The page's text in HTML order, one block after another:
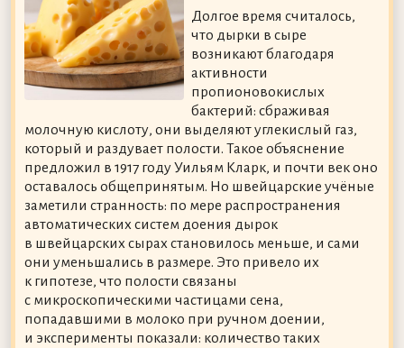
Долгое время считалось,
что дырки в сыре
возникают благодаря
активности
пропионовокислых
бактерий: сбраживая
молочную кислоту, они выделяют углекислый газ,
который и раздувает полости. Такое объяснение
предложил в 1917 году Уильям Кларк, и почти век оно
оставалось общепринятым. Но швейцарские учёные
заметили странность: по мере распространения
автоматических систем доения дырок
в швейцарских сырах становилось меньше, и сами
они уменьшались в размере. Это привело их
к гипотезе, что полости связаны
с микроскопическими частицами сена,
попадавшими в молоко при ручном доении,
и эксперименты показали: количество таких